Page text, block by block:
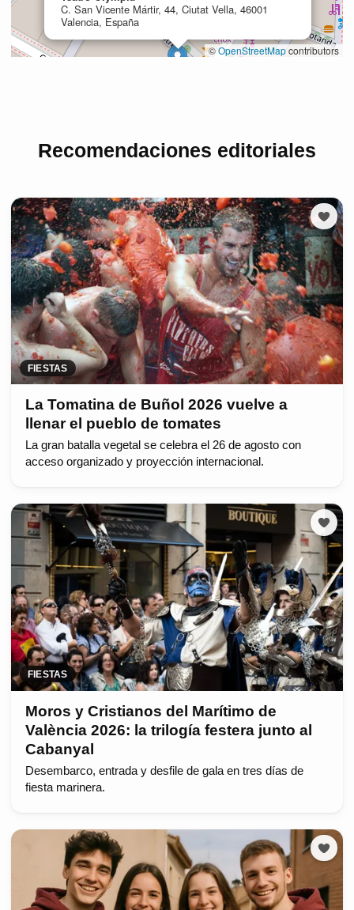
Recomendaciones editoriales
FIESTAS
La Tomatina de Buñol 2026 vuelve a
llenar el pueblo de tomates
La gran batalla vegetal se celebra el 26 de agosto con
acceso organizado y proyección internacional.
FIESTAS
Moros y Cristianos del Marítimo de
València 2026: la trilogía festera junto al
Cabanyal
Desembarco, entrada y desfile de gala en tres días de
fiesta marinera.